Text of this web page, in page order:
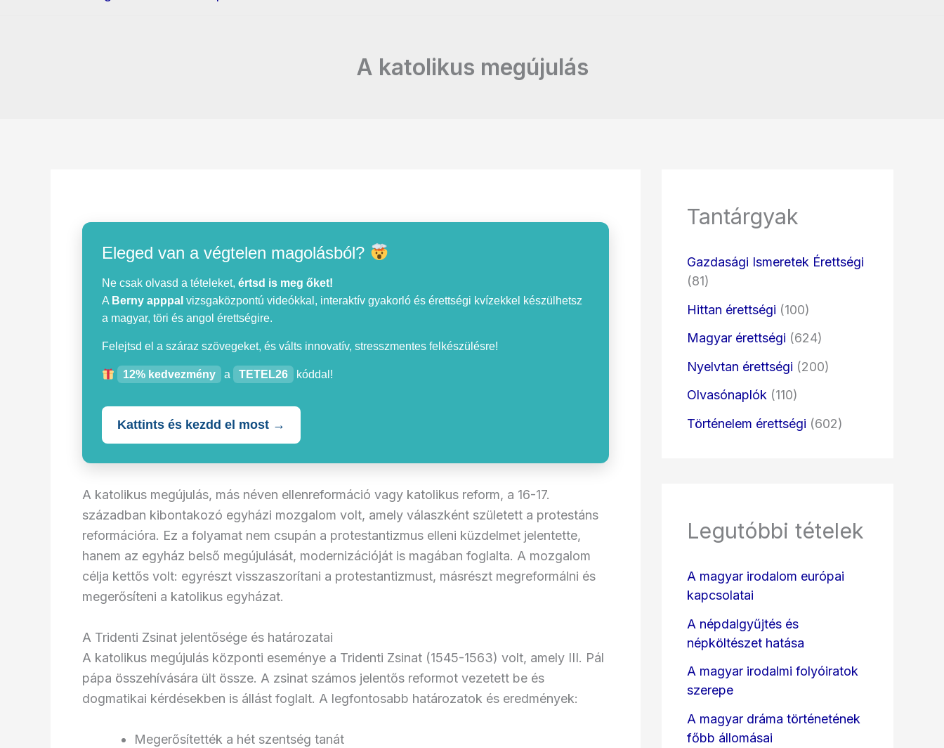
A katolikus megújulás
Eleged van a végtelen magolásból?
Ne csak olvasd a tételeket, értsd is meg őket!
A Berny apppal vizsgaközpontú videókkal, interaktív gyakorló és érettségi kvízekkel készülhetsz
a magyar, töri és angol érettségire.
Felejtsd el a száraz szövegeket, és válts innovatív, stresszmentes felkészülésre!
12% kedvezmény a TETEL26 kóddal!
Kattints és kezdd el most →
A katolikus megújulás, más néven ellenreformáció vagy katolikus reform, a 16-17.
században kibontakozó egyházi mozgalom volt, amely válaszként született a protestáns
reformációra. Ez a folyamat nem csupán a protestantizmus elleni küzdelmet jelentette,
hanem az egyház belső megújulását, modernizációját is magában foglalta. A mozgalom
célja kettős volt: egyrészt visszaszorítani a protestantizmust, másrészt megreformálni és
megerősíteni a katolikus egyházat.
A Tridenti Zsinat jelentősége és határozatai
A katolikus megújulás központi eseménye a Tridenti Zsinat (1545-1563) volt, amely III. Pál
pápa összehívására ült össze. A zsinat számos jelentős reformot vezetett be és
dogmatikai kérdésekben is állást foglalt. A legfontosabb határozatok és eredmények:
Megerősítették a hét szentség tanát
Tantárgyak
Gazdasági Ismeretek Érettségi
(81)
Hittan érettségi (100)
Magyar érettségi (624)
Nyelvtan érettségi (200)
Olvasónaplók (110)
Történelem érettségi (602)
Legutóbbi tételek
A magyar irodalom európai
kapcsolatai
A népdalgyűjtés és
népköltészet hatása
A magyar irodalmi folyóiratok
szerepe
A magyar dráma történetének
főbb állomásai